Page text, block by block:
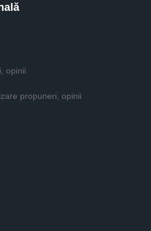
opinii
propuneri, opinii